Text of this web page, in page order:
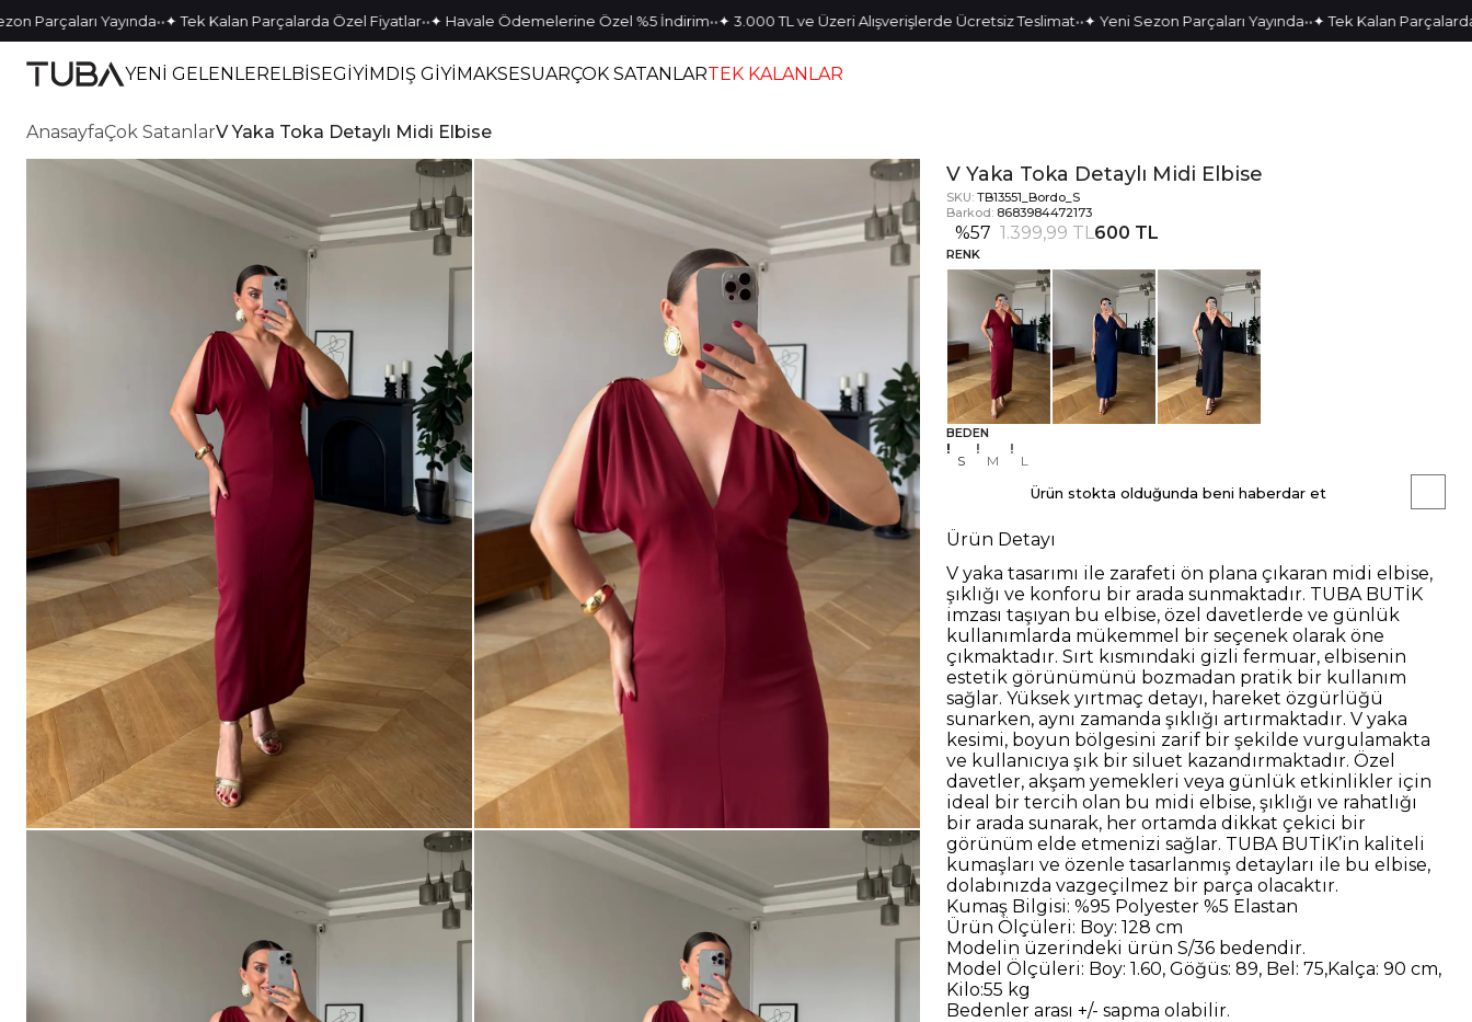
Yayında••✦ Tek Kalan Parçalarda Özel Fiyatlar••✦ Havale Ödemelerine Özel %5 İndirim••✦ 3.000 TL ve Üzeri Alışverişlerde Ücretsiz Teslimat••✦ Yeni Sezon Parçaları Yayında••✦ Tek Kalan Parçalarda
YENİ GELENLERELBİSEGİYİMDIŞ GİYİMAKSESUARÇOK SATANLARTEK KALANLAR
AnasayfaÇok SatanlarV Yaka Toka Detaylı Midi Elbise
V Yaka Toka Detaylı Midi Elbise
SKU: TB13551_Bordo_S
Barkod: 8683984472173
%57 1.399,99 TL600 TL
RENK
BEDEN
S M L
Ürün stokta olduğunda beni haberdar et
Ürün Detayı
V yaka tasarımı ile zarafeti ön plana çıkaran midi elbise,
şıklığı ve konforu bir arada sunmaktadır. TUBA BUTİK
imzası taşıyan bu elbise, özel davetlerde ve günlük
kullanımlarda mükemmel bir seçenek olarak öne
çıkmaktadır.Sırt kısmındaki gizli fermuar, elbisenin
estetik görünümünü bozmadan pratik bir kullanım
sağlar. Yüksek yırtmaç detayı, hareket özgürlüğü
sunarken, aynı zamanda şıklığı artırmaktadır. V yaka
kesimi, boyun bölgesini zarif bir şekilde vurgulamakta
ve kullanıcıya şık bir siluet kazandırmaktadır.Özel
davetler, akşam yemekleri veya günlük etkinlikler için
ideal bir tercih olan bu midi elbise, şıklığı ve rahatlığı
bir arada sunarak, her ortamda dikkat çekici bir
görünüm elde etmenizi sağlar. TUBA BUTİK’in kaliteli
kumaşları ve özenle tasarlanmış detayları ile bu elbise,
dolabınızda vazgeçilmez bir parça olacaktır.
Kumaş Bilgisi: %95 Polyester %5 Elastan
Ürün Ölçüleri: Boy: 128 cm
Modelin üzerindeki ürünS/36 bedendir.
Model Ölçüleri: Boy: 1.60, Göğüs: 89, Bel: 75,Kalça: 90 cm,
Kilo:55 kg
Bedenler arası +/- sapma olabilir.